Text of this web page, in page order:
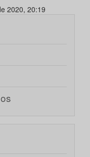
2020, 20:19